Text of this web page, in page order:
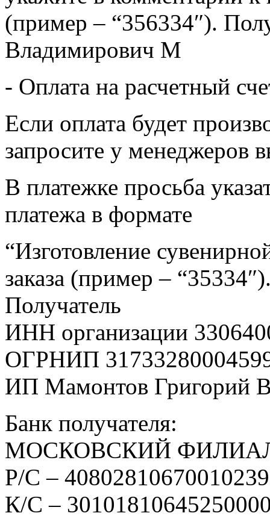
(пример – “356334″).
Владимирович М
- Оплата на расчетный
Если оплата будет
запросите у менеджеров
В платежке просьба
платежа в формате
“Изготовление
заказа (пример –
Получатель
ИНН организации
ОГРНИП
ИП Мамонтов Григорий
Банк получателя:
МОСКОВСКИЙ
Р/С –
К/С –